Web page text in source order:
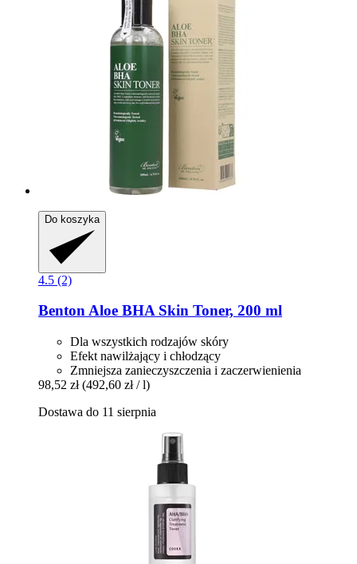
Do koszyka
4.5 (2)
BentonAloe BHA Skin Toner, 200 ml
Dla wszystkich rodzajów skóry
Efekt nawilżający i chłodzący
Zmniejsza zanieczyszczenia i zaczerwienienia
98,52 zł (492,60 zł / l)
Dostawa do 11 sierpnia